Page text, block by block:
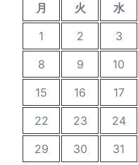
月 火 水
1
2 3
8
9 10
15
16 17
22
23 24
29
30
31